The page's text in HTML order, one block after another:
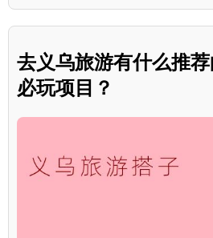
去义乌旅游有什么推
必玩项目？